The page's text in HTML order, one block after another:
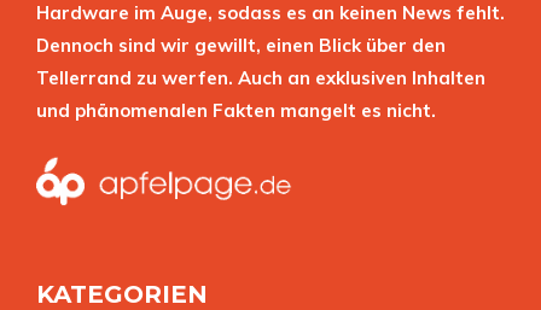
Hardware im Auge, sodass es an keinen News fehlt.
Dennoch sind wir gewillt, einen Blick über den
Tellerrand zu werfen. Auch an exklusiven Inhalten
und phänomenalen Fakten mangelt es nicht.
KATEGORIEN